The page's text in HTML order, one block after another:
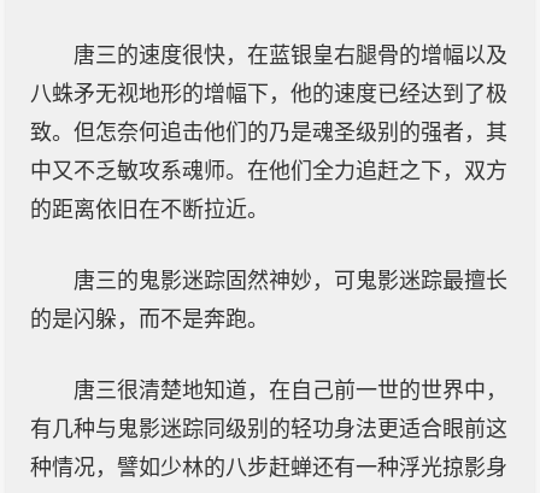
唐三的速度很快，在蓝银皇右腿骨的增幅以及
八蛛矛无视地形的增幅下，他的速度已经达到了极
致。但怎奈何追击他们的乃是魂圣级别的强者，其
中又不乏敏攻系魂师。在他们全力追赶之下，双方
的距离依旧在不断拉近。
唐三的鬼影迷踪固然神妙，可鬼影迷踪最擅长
的是闪躲，而不是奔跑。
唐三很清楚地知道，在自己前一世的世界中，
有几种与鬼影迷踪同级别的轻功身法更适合眼前这
种情况，譬如少林的八步赶蝉还有一种浮光掠影身